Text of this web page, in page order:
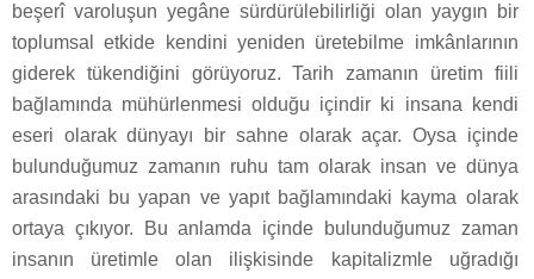
beşerî varoluşun yegâne sürdürülebilirliği olan yaygın bir
toplumsal etkide kendini yeniden üretebilme imkânlarının
giderek tükendiğini görüyoruz. Tarih zamanın üretim fiili
bağlamında mühürlenmesi olduğu içindir ki insana kendi
eseri olarak dünyayı bir sahne olarak açar. Oysa içinde
bulunduğumuz zamanın ruhu tam olarak insan ve dünya
arasındaki bu yapan ve yapıt bağlamındaki kayma olarak
ortaya çıkıyor. Bu anlamda içinde bulunduğumuz zaman
insanın üretimle olan ilişkisinde kapitalizmle uğradığı